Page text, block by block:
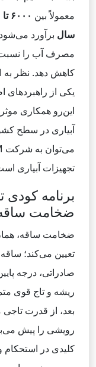
معمولاً بین ۶۰۰۰
سال برآورد
مصرف آب را
کاهش دهد. نظر به
یکی از راهبردهای
این‌رو همکاری
آبیاری در سطح
تجهیزات آبیاری
برنامه
ضخامت
ضخامت ساقه،
تعیین می‌کند؛
صادراتی، درجه
ریشه و تاج قوی
بعد، از قدرت
رویشی را پیش
کلیدی در استحکام